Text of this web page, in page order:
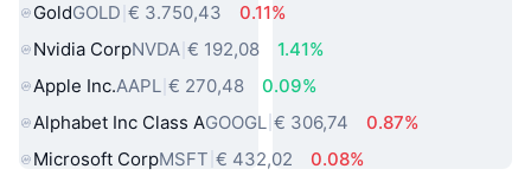
GoldGOLD € 3.750,43
0.11%
Nvidia CorpNVDA € 192,08
1.41%
Apple Inc.AAPL € 270,48
0.09%
Alphabet Inc Class AGOOGL € 306,74
0.87%
Microsoft CorpMSFT € 432,02
0.08%